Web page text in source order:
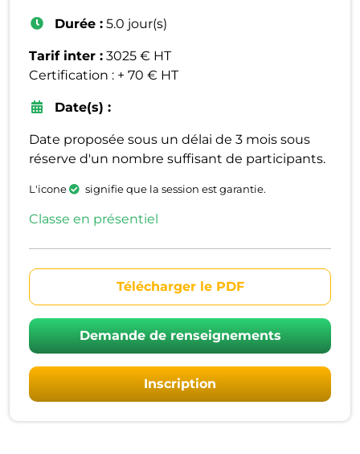
Durée : 5.0 jour(s)
Tarif inter : 3025 € HT
Certification : + 70 € HT
Date(s) :
Date proposée sous un délai de 3 mois sous
réserve d'un nombre suffisant de participants.
L'icone signifie que la session est garantie.
Classe en présentiel
Télécharger le PDF
Demande de renseignements
Inscription